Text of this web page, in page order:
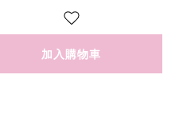
加入購物車